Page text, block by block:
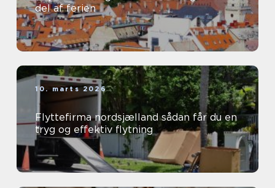
del af ferien
10. marts 2026
Flyttefirma nordsjælland sådan får du en
tryg og effektiv flytning